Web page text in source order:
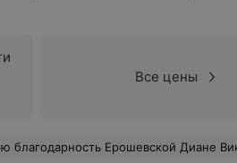
Все цены
акушер-гинеколог . Всегда поддержит и выслушает. Осмотры проводит деликатно . Объясняет все подробно и по делу. Найдет выход из